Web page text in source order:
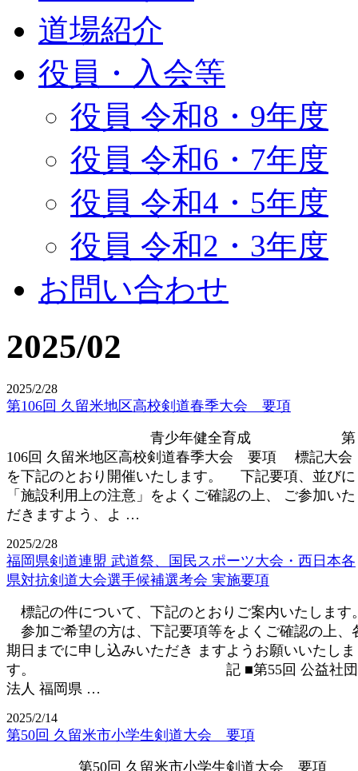
道場紹介
役員・入会等
役員 令和8・9年度
役員 令和6・7年度
役員 令和4・5年度
役員 令和2・3年度
お問い合わせ
2025/02
2025/2/28
第106回 久留米地区高校剣道春季大会 要項
青少年健全育成 第
106回 久留米地区高校剣道春季大会 要項 標記大会
を下記のとおり開催いたします。 下記要項、並びに
「施設利用上の注意」をよくご確認の上、 ご参加いた
だきますよう、よ …
2025/2/28
福岡県剣道連盟 武道祭、国民スポーツ大会・西日本各
県対抗剣道大会選手候補選考会 実施要項
標記の件について、下記のとおりご案内いたします
参加ご希望の方は、下記要項等をよくご確認の上、
期日までに申し込みいただき ますようお願いいたしま
す。 記 ■第55回 公益社団
法人 福岡県 …
2025/2/14
第50回 久留米市小学生剣道大会 要項
第50回 久留米市小学生剣道大会 要項